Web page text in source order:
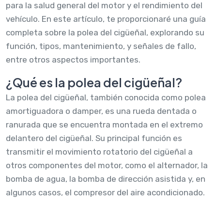
para la salud general del motor y el rendimiento del
vehículo. En este artículo, te proporcionaré una guía
completa sobre la polea del cigüeñal, explorando su
función, tipos, mantenimiento, y señales de fallo,
entre otros aspectos importantes.
¿Qué es la polea del cigüeñal?
La polea del cigüeñal, también conocida como polea
amortiguadora o damper, es una rueda dentada o
ranurada que se encuentra montada en el extremo
delantero del cigüeñal. Su principal función es
transmitir el movimiento rotatorio del cigüeñal a
otros componentes del motor, como el alternador, la
bomba de agua, la bomba de dirección asistida y, en
algunos casos, el compresor del aire acondicionado.